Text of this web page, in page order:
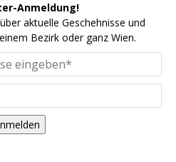
Anmeldung!
aktuelle Geschehnisse und
Bezirk oder ganz Wien.